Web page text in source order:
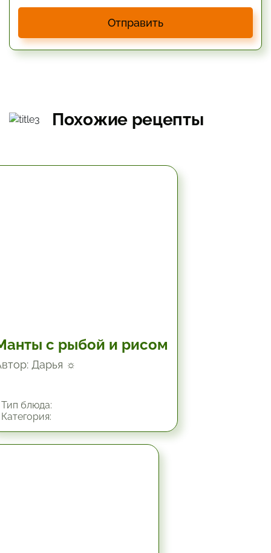
Отправить
Похожие рецепты
с рыбой и рисом
Дарья ☼
блюда: